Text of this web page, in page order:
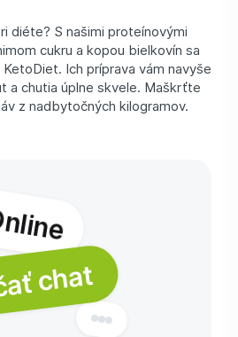
diéte? S našimi proteínovými
cukru a kopou bielkovín sa
Ich príprava vám navyše
a chutia úplne skvele. Maškrťte
z nadbytočných kilogramov.
chat